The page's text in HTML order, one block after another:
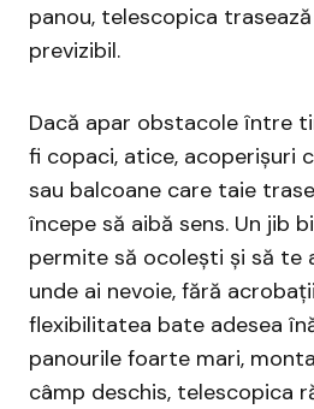
panou, telescopica
previzibil.
Dacă apar obstacole între
fi copaci, atice, acoperișuri
sau balcoane care taie
începe să aibă sens. Un jib
permite să ocolești și să te
unde ai nevoie, fără
flexibilitatea bate adesea
panourile foarte mari,
câmp deschis, telescopica